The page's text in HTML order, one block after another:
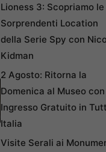
Lioness 3: Scopriamo le
Sorprendenti Location
della Serie Spy con
Kidman
2 Agosto: Ritorna la
Domenica al Museo con
Ingresso Gratuito in
Italia
Visite Serali ai